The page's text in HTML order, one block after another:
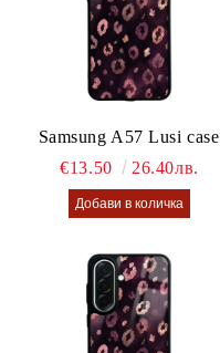
Samsung A57 Lusi case
€13.50
26.40лв.